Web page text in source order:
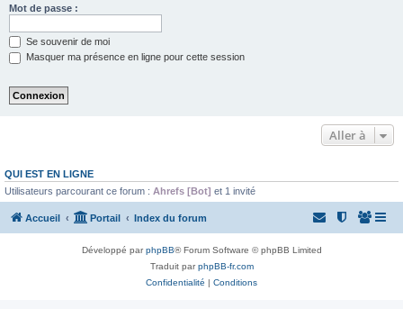
Mot de passe :
Se souvenir de moi
Masquer ma présence en ligne pour cette session
Aller à
QUI EST EN LIGNE
Utilisateurs parcourant ce forum : Ahrefs [Bot] et 1 invité
Accueil Portail Index du forum
Développé parphpBB® Forum Software © phpBB Limited
Traduit parphpBB-fr.com
Confidentialité | Conditions